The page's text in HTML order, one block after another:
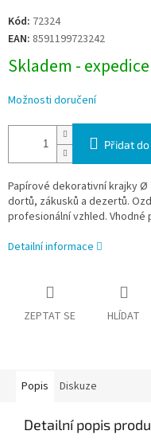
Měrná
cena:
Kód: 72324
EAN: 8591199723242
Skladem -
Možnosti doručení
Přidat
Papírové dekorativní krajky
dortů, zákusků a dezertů.
profesionální vzhled.
Detailní informace
ZEPTAT SE HLÍDAT
Popis Diskuze
Detailní popis